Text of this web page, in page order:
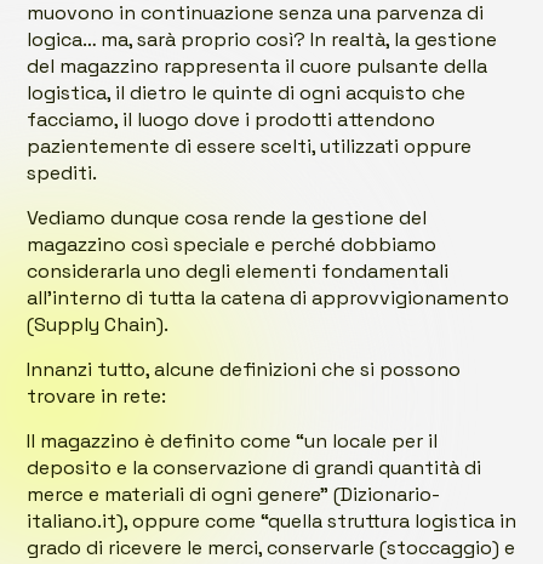
muovono in continuazione senza una parvenza di
logica… ma, sarà proprio così? In realtà, la gestione
del magazzino rappresenta il cuore pulsante della
logistica, il dietro le quinte di ogni acquisto che
facciamo, il luogo dove i prodotti attendono
pazientemente di essere scelti, utilizzati oppure
spediti.
Vediamo dunque cosa rende la gestione del
magazzino così speciale e perché dobbiamo
considerarla uno degli elementi fondamentali
all’interno di tutta la catena di approvvigionamento
(Supply Chain).
Innanzi tutto, alcune definizioni che si possono
trovare in rete:
Il magazzino è definito come “un locale per il
deposito e la conservazione di grandi quantità di
merce e materiali di ogni genere” (Dizionario-
italiano.it), oppure come “quella struttura logistica in
grado di ricevere le merci, conservarle (stoccaggio) e